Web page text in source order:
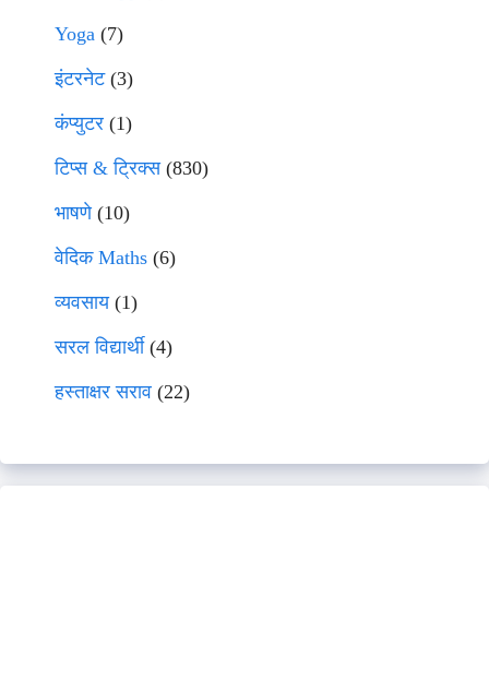
Yoga (7)
इंटरनेट(3)
कंप्युटर (1)
टिप्स & ट्रिक्स(830)
भाषणे(10)
वेदिक Maths (6)
व्यवसाय(1)
सरल विद्यार्थी(4)
हस्ताक्षर सराव (22)